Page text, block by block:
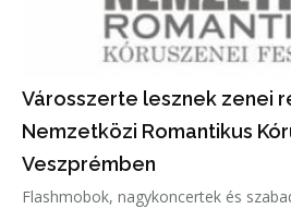
Városszerte lesznek zenei
Nemzetközi Romantikus
Veszprémben
Flashmobok, nagykoncertek és